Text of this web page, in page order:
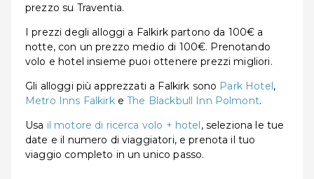
prezzo su Traventia.
I prezzi degli alloggi a Falkirk partono da 100€ a
notte, con un prezzo medio di 100€. Prenotando
volo e hotel insieme puoi ottenere prezzi migliori.
Gli alloggi più apprezzati a Falkirk sono Park Hotel,
Metro Inns FalkirkeThe Blackbull Inn Polmont.
Usa il motore di ricerca volo + hotel, seleziona le tue
date e il numero di viaggiatori, e prenota il tuo
viaggio completo in un unico passo.